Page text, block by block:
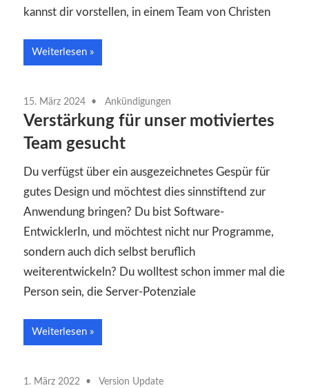
kannst dir vorstellen, in einem Team von Christen
Weiterlesen
15. März 2024 Ankündigungen
Verstärkung für unser motiviertes
Team gesucht
Du verfügst über ein ausgezeichnetes Gespür für
gutes Design und möchtest dies sinnstiftend zur
Anwendung bringen? Du bist Software-
EntwicklerIn, und möchtest nicht nur Programme,
sondern auch dich selbst beruflich
weiterentwickeln? Du wolltest schon immer mal die
Person sein, die Server-Potenziale
Weiterlesen
1. März 2022 Version Update